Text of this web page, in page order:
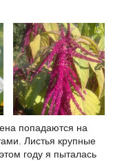
попадаются на
Листья крупные
году я пыталась